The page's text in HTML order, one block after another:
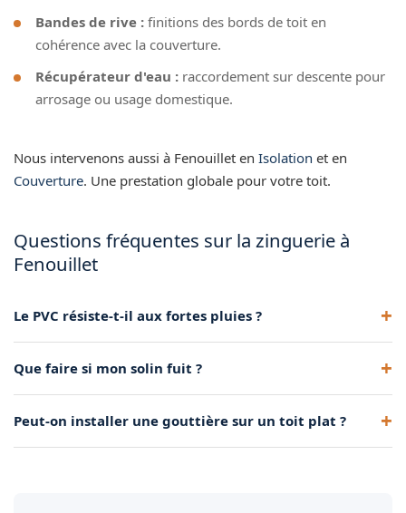
Bandes de rive : finitions des bords de toit en
cohérence avec la couverture.
Récupérateur d'eau : raccordement sur descente pour
arrosage ou usage domestique.
Nous intervenons aussi à Fenouillet en Isolation et en
Couverture. Une prestation globale pour votre toit.
Questions fréquentes sur la zinguerie à
Fenouillet
Le PVC résiste-t-il aux fortes pluies ?
parfaitement les eaux de pluie.
Que faire si mon solin fuit ?
première cause d'infiltrations sur une toiture.
Peut-on installer une gouttière sur un toit plat ?